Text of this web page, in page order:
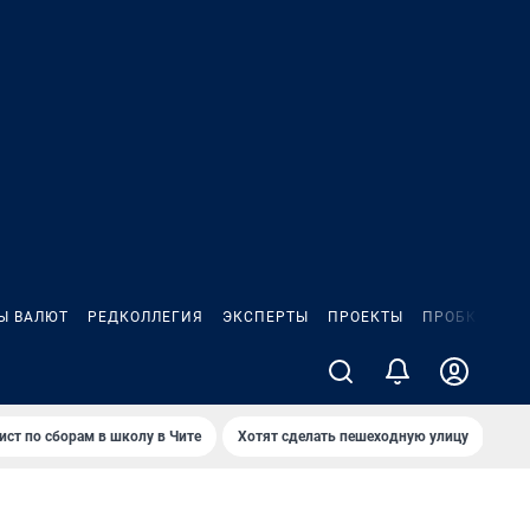
ВАЛЮТ РЕДКОЛЛЕГИЯ ЭКСПЕРТЫ ПРОЕКТЫ ПРОБКИ
по сборам в школу в Чите Хотят сделать пешеходную улицу